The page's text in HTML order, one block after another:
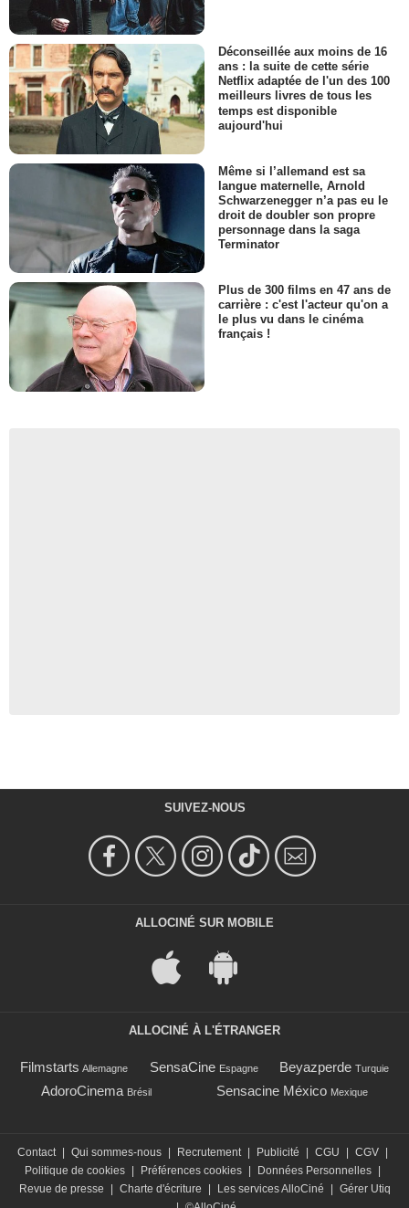
Déconseillée aux moins de 16
ans : la suite de cette série
Netflix adaptée de l'un des 100
meilleurs livres de tous les
temps est disponible
aujourd'hui
Même si l’allemand est sa
langue maternelle, Arnold
Schwarzenegger n’a pas eu le
droit de doubler son propre
personnage dans la saga
Terminator
Plus de 300 films en 47 ans de
carrière : c'est l'acteur qu'on a
le plus vu dans le cinéma
français !
SUIVEZ-NOUS
ALLOCINÉ SUR MOBILE
ALLOCINÉ À L'ÉTRANGER
Filmstarts Allemagne SensaCine Espagne Beyazperde Turquie
AdoroCinema Brésil Sensacine México Mexique
Contact Qui sommes-nous Recrutement Publicité CGU CGV
Politique de cookies
Préférences cookies Données Personnelles
Revue de presse
Charte d'écriture Les services AlloCiné
Gérer Utiq